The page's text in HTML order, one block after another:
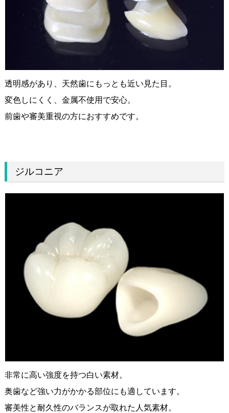
透明感があり、天然歯にもっとも近い見た目。
変色しにくく、金属不使用で安心。
前歯や審美重視の方におすすめです。
ジルコニア
非常に高い強度を持つ白い素材。
奥歯など強い力がかかる部位にも適しています。
審美性と耐久性のバランスが取れた人気素材。